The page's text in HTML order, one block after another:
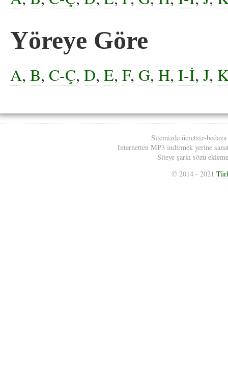
Yöreye Göre
A, B, C-Ç, D, E, F, G, H, I-İ, J,
Sitemizde ücretsiz-
Internetten MP3 indirmek yerine
Siteye şarkı sözü
© 2014 - 2021